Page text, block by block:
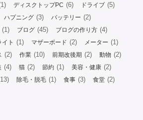
ディスクトップPC (6) ドライブ (5)
ハプニング (3) バッテリー (2)
(1) ブログ (45) ブログの作り方 (4)
ト (1) マザーボード (2) メーター (1)
(2) 作業 (10) 前期改後期 (2) 動物 (2)
(4) 猫 (2) 節約 (1) 美容・健康 (2)
除毛・脱毛 (1) 食事 (3) 食堂 (2)